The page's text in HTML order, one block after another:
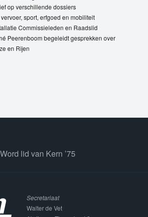
op verschillende dossiers
vervoer, sport, erfgoed en mobiliteit
Commissieleden en Raadslid
Peerenboom begeleidt gesprekken over
en Rijen
Word lid van Kern ’75
Secretariaat
Walter de Vet